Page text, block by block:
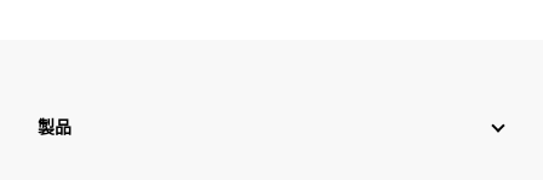
製品